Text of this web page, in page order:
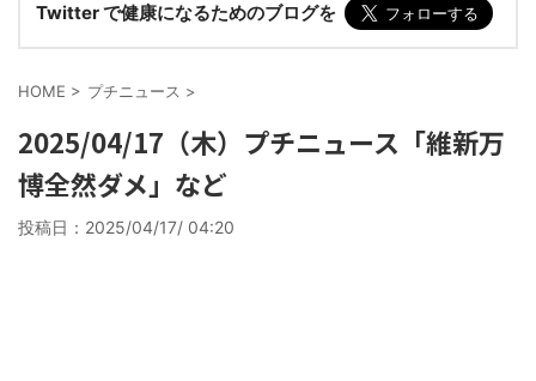
Twitter で健康になるためのブログを
HOME > プチニュース >
2025/04/17（木）プチニュース「維新万
博全然ダメ」など
投稿日： 2025/04/17/ 04:20